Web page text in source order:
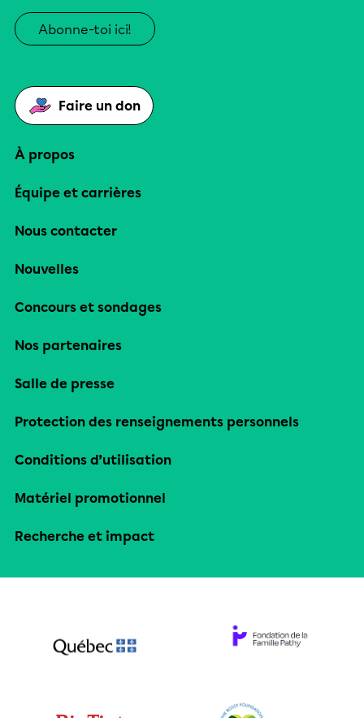
Abonne-toi ici!
Faire un don
À propos
Équipe et carrières
Nous contacter
Nouvelles
Concours et sondages
Nos partenaires
Salle de presse
Protection des renseignements personnels
Conditions d’utilisation
Matériel promotionnel
Recherche et impact